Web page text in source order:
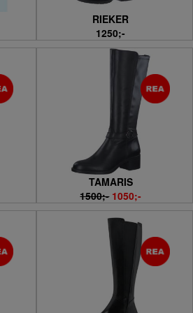
RIEKER
1250;-
TAMARIS
1500;- 1050;-